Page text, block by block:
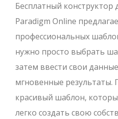
Бесплатный конструктор
Paradigm Online
профессиональных
нужно просто выбрать
затем ввести свои
мгновенные результаты.
красивый шаблон,
легко создать свою